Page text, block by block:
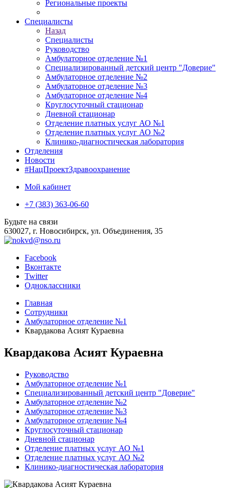
Региональные проекты
Специалисты
Назад
Специалисты
Руководство
Амбулаторное отделение №1
Специализированный детский центр "Доверие"
Амбулаторное отделение №2
Амбулаторное отделение №3
Амбулаторное отделение №4
Круглосуточный стационар
Дневной стационар
Отделение платных услуг АО №1
Отделение платных услуг АО №2
Клинико-диагностическая лаборатория
Отделения
Новости
#НацПроектЗдравоохранение
Мой кабинет
+7 (383) 363-06-60
Будьте на связи
630027, г. Новосибирск, ул. Объединения, 35
Facebook
Вконтакте
Twitter
Одноклассники
Главная
Сотрудники
Амбулаторное отделение №1
Квардакова Асият Кураевна
Квардакова Асият Кураевна
Руководство
Амбулаторное отделение №1
Специализированный детский центр "Доверие"
Амбулаторное отделение №2
Амбулаторное отделение №3
Амбулаторное отделение №4
Круглосуточный стационар
Дневной стационар
Отделение платных услуг АО №1
Отделение платных услуг АО №2
Клинико-диагностическая лаборатория